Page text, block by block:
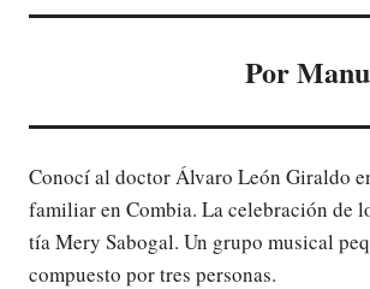
Por
Conocí al doctor Álvaro León Giraldo
familiar en Combia. La celebración de
tía Mery Sabogal. Un grupo musical
compuesto por tres personas.